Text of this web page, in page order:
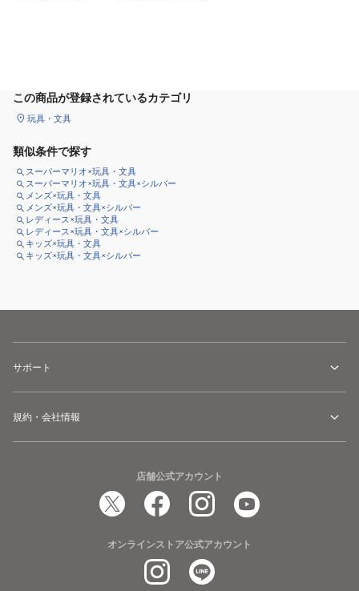
この商品が登録されているカテゴリ
玩具・文具
類似条件で探す
スーパーマリオ×玩具・文具
スーパーマリオ×玩具・文具×シルバー
メンズ×玩具・文具
メンズ×玩具・文具×シルバー
レディース×玩具・文具
レディース×玩具・文具×シルバー
キッズ×玩具・文具
キッズ×玩具・文具×シルバー
サポート
規約・会社情報
店舗公式アカウント
オンラインストア公式アカウント